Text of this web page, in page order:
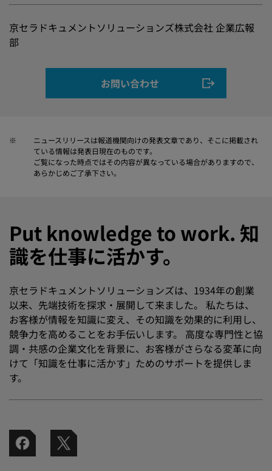
京セラドキュメントソリューションズ株式会社 企業広報
部
お問い合わせ
※
ニュースリリースは報道機関向けの発表文章であり、そこに掲載され
ている情報は発表日現在のものです。
ご覧になった時点ではその内容が異なっている場合がありますので、
あらかじめご了承下さい。
Put knowledge to work. 知
識を仕事に活かす。
京セラドキュメントソリューションズは、1934年の創業
以来、先端技術を探求・展開して来ました。 私たちは、
お客様が情報を知識に変え、その知識を効果的に利用し、
競争力を高めることをお手伝いします。 高度な専門性と協
調・共感の企業文化を背景に、お客様がさらなる変革に向
けて「知識を仕事に活かす」ためのサポートを提供しま
す。